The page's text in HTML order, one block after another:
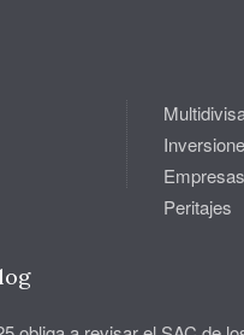
Empresas
Peritajes